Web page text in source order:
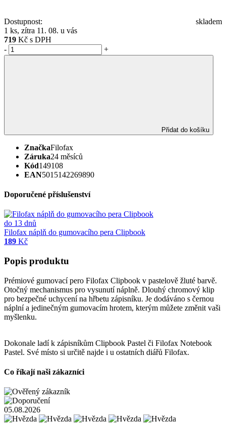
Dostupnost:
skladem
1 ks, zítra 11. 08. u vás
719 Kč s DPH
-
+
Přidat do košíku
ZnačkaFilofax
Záruka24 měsíců
Kód149108
EAN5015142269890
Doporučené příslušenství
do 13 dnů
Filofax náplň do gumovacího pera Clipbook
189 Kč
Popis produktu
Prémiové gumovací pero Filofax Clipbook v pastelově žluté barvě.
Otočný mechanismus pro vysunutí náplně. Dlouhý chromový klip
pro bezpečné uchycení na hřbetu zápisníku. Je dodáváno s černou
náplní a jedinečným gumovacím hrotem, kterým můžete změnit vaši
myšlenku.
Dokonale ladí k zápisníkům Clipbook Pastel či Filofax Notebook
Pastel. Své místo si určitě najde i u ostatních diářů Filofax.
Co říkají naši zákazníci
05.08.2026